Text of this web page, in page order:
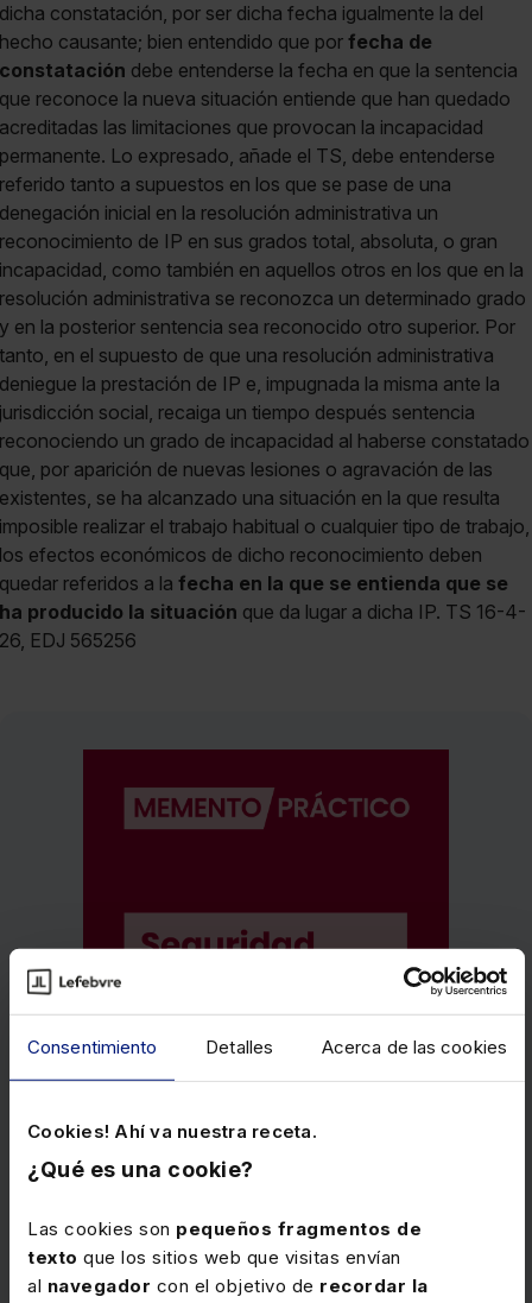
Consentimiento Detalles Acerca de las cookies
Cookies! Ahí va nuestra receta.
¿Qué es una cookie?
Las cookies son pequeños fragmentos de
texto que los sitios web que visitas envían
al navegador con el objetivo de recordar la
dicha constatación, por ser dicha fecha igualmente la del
hecho causante; bien entendido que por fecha de
constatación debe entenderse la fecha en que la sentencia
que reconoce la nueva situación entiende que han quedado
acreditadas las limitaciones que provocan la incapacidad
permanente. Lo expresado, añade el TS, debe entenderse
referido tanto a supuestos en los que se pase de una
denegación inicial en la resolución administrativa un
reconocimiento de IP en sus grados total, absoluta, o gran
incapacidad, como también en aquellos otros en los que en la
resolución administrativa se reconozca un determinado grado
y en la posterior sentencia sea reconocido otro superior. Por
tanto, en el supuesto de que una resolución administrativa
deniegue la prestación de IP e, impugnada la misma ante la
jurisdicción social, recaiga un tiempo después sentencia
reconociendo un grado de incapacidad al haberse constatado
que, por aparición de nuevas lesiones o agravación de las
existentes, se ha alcanzado una situación en la que resulta
imposible realizar el trabajo habitual o cualquier tipo de trabajo,
los efectos económicos de dicho reconocimiento deben
quedar referidos a la fecha en la que se entienda que se
ha producido la situación que da lugar a dicha IP. TS 16-4-
26, EDJ 565256